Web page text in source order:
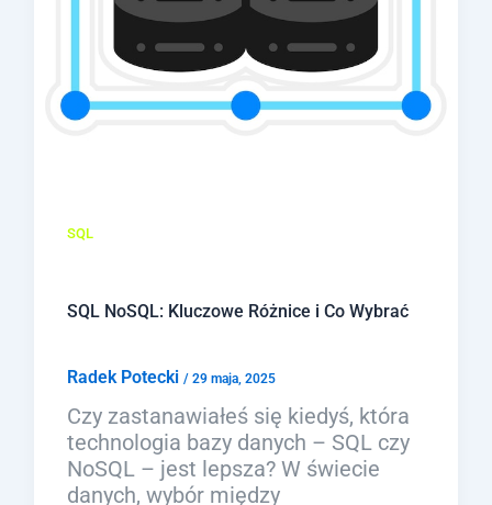
SQL
SQL NoSQL: Kluczowe Różnice i Co Wybrać
Radek Potecki / 29 maja, 2025
Czy zastanawiałeś się kiedyś, która
technologia bazy danych – SQL czy
NoSQL – jest lepsza? W świecie
danych, wybór między